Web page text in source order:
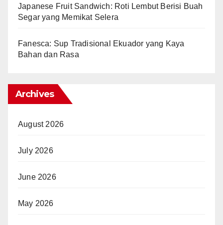
Japanese Fruit Sandwich: Roti Lembut Berisi Buah
Segar yang Memikat Selera
Fanesca: Sup Tradisional Ekuador yang Kaya
Bahan dan Rasa
Archives
August 2026
July 2026
June 2026
May 2026